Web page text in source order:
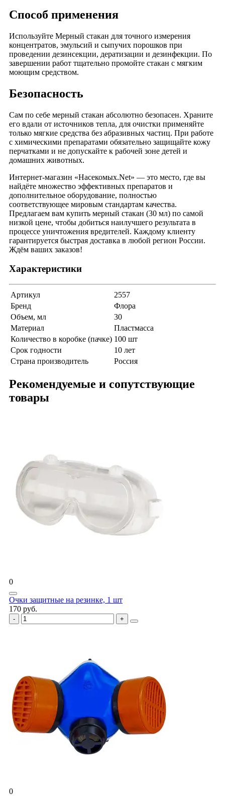
Способ применения
Используйте Мерный стакан для точного измерения
концентратов, эмульсий и сыпучих порошков при
проведении дезинсекции, дератизации и дезинфекции. По
завершении работ тщательно промойте стакан с мягким
моющим средством.
Безопасность
Сам по себе мерный стакан абсолютно безопасен. Храните
его вдали от источников тепла, для очистки применяйте
только мягкие средства без абразивных частиц. При работе
с химическими препаратами обязательно защищайте кожу
перчатками и не допускайте к рабочей зоне детей и
домашних животных.
Интернет-магазин «Насекомых.Net» — это место, где вы
найдёте множество эффективных препаратов и
дополнительное оборудование, полностью
соответствующее мировым стандартам качества.
Предлагаем вам купить мерный стакан (30 мл) по самой
низкой цене, чтобы добиться наилучшего результата в
процессе уничтожения вредителей. Каждому клиенту
гарантируется быстрая доставка в любой регион России.
Ждём ваших заказов!
Характеристики
Артикул
2557
Бренд
Флора
Объем, мл
30
Материал
Пластмасса
Количество в коробке (пачке) 100 шт
Срок годности
10 лет
Страна производитель
Россия
Рекомендуемые и сопутствующие
товары
0
Очки защитные на резинке, 1 шт
170 руб.
0